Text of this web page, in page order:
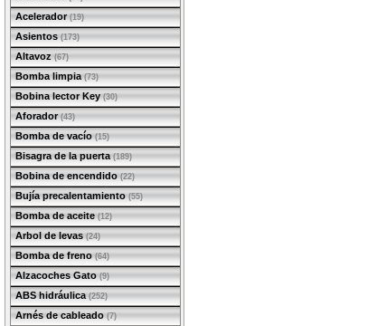
Acelerador (19)
Asientos (173)
Altavoz (67)
Bomba limpia (73)
Bobina lector Key (30)
Aforador (43)
Bomba de vacío (15)
Bisagra de la puerta (189)
Bobina de encendido (22)
Bujía precalentamiento (55)
Bomba de aceite (12)
Arbol de levas (24)
Bomba de freno (64)
Alzacoches Gato (9)
ABS hidráulica (252)
Arnés de cableado (7)